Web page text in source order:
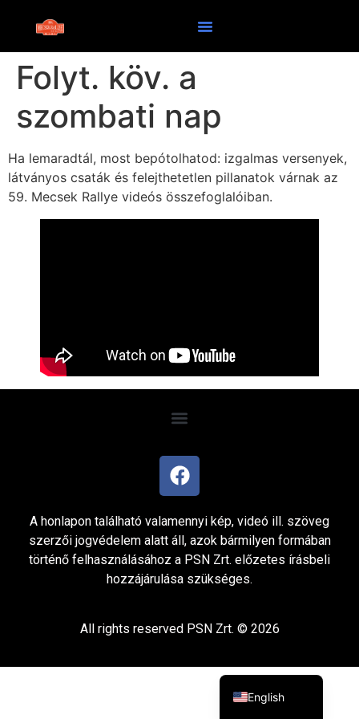
Folyt. köv. a
szombati nap
Ha lemaradtál, most bepótolhatod: izgalmas versenyek,
látványos csaták és felejthetetlen pillanatok várnak az
59. Mecsek Rallye videós összefoglalóiban.
A honlapon található valamennyi kép, videó ill. szöveg
szerzői jogvédelem alatt áll, azok bármilyen formában
történő felhasználásához a PSN Zrt. előzetes írásbeli
hozzájárulása szükséges.
All rights reserved PSN Zrt. © 2026
English
Hungarian